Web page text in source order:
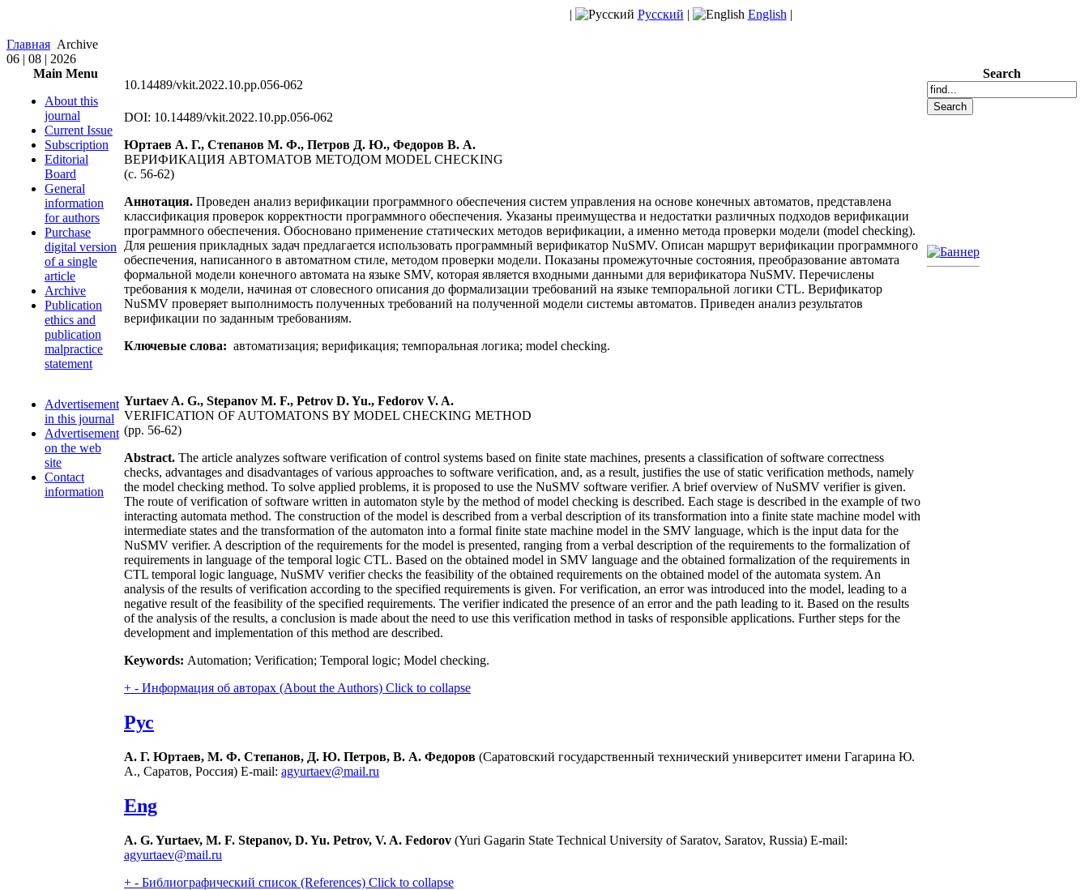
| Русский | English |
Главная Archive
06 | 08 | 2026
Main Menu
About this
journal
Current Issue
Subscription
Editorial
Board
General
information
for authors
Purchase
digital version
of a single
article
Archive
Publication
ethics and
publication
malpractice
statement
Advertisement
in this journal
Advertisement
on the web
site
Contact
information
10.14489/vkit.2022.10.pp.056-062
DOI: 10.14489/vkit.2022.10.pp.056-062
Юртаев А. Г., Степанов М. Ф., Петров Д. Ю., Федоров В. А.
ВЕРИФИКАЦИЯ АВТОМАТОВ МЕТОДОМ MODEL CHECKING
(с. 56-62)
Аннотация. Проведен анализ верификации программного обеспечения систем управления на основе конечных автоматов, представлена
классификация проверок корректности программного обеспечения. Указаны преимущества и недостатки различных подходов верификации
программного обеспечения. Обосновано применение статических методов верификации, а именно метода проверки модели (model checking).
Для решения прикладных задач предлагается использовать программный верификатор NuSMV. Описан маршрут верификации программного
обеспечения, написанного в автоматном стиле, методом проверки модели. Показаны промежуточные состояния, преобразование автомата
формальной модели конечного автомата на языке SMV, которая является входными данными для верификатора NuSMV. Перечислены
требования к модели, начиная от словесного описания до формализации требований на языке темпоральной логики CTL. Верификатор
NuSMV проверяет выполнимость полученных требований на полученной модели системы автоматов. Приведен анализ результатов
верификации по заданным требованиям.
Ключевые слова: автоматизация; верификация; темпоральная логика; model checking.
Yurtaev A. G., Stepanov M. F., Petrov D. Yu., Fedorov V. A.
VERIFICATION OF AUTOMATONS BY MODEL CHECKING METHOD
(pp. 56-62)
Abstract. The article analyzes software verification of control systems based on finite state machines, presents a classification of software correctness
checks, advantages and disadvantages of various approaches to software verification, and, as a result, justifies the use of static verification methods, namely
the model checking method. To solve applied problems, it is proposed to use the NuSMV software verifier. A brief overview of NuSMV verifier is given.
The route of verification of software written in automaton style by the method of model checking is described. Each stage is described in the example of two
interacting automata method. The construction of the model is described from a verbal description of its transformation into a finite state machine model with
intermediate states and the transformation of the automaton into a formal finite state machine model in the SMV language, which is the input data for the
NuSMV verifier. A description of the requirements for the model is presented, ranging from a verbal description of the requirements to the formalization of
requirements in language of the temporal logic CTL. Based on the obtained model in SMV language and the obtained formalization of the requirements in
CTL temporal logic language, NuSMV verifier checks the feasibility of the obtained requirements on the obtained model of the automata system. An
analysis of the results of verification according to the specified requirements is given. For verification, an error was introduced into the model, leading to a
negative result of the feasibility of the specified requirements. The verifier indicated the presence of an error and the path leading to it. Based on the results
of the analysis of the results, a conclusion is made about the need to use this verification method in tasks of responsible applications. Further steps for the
development and implementation of this method are described.
Keywords: Automation; Verification; Temporal logic; Model checking.
+ - Информация об авторах (About the Authors) Click to collapse
Рус
А. Г. Юртаев, М. Ф. Степанов, Д. Ю. Петров, В. А. Федоров (Саратовский государственный технический университет имени Гагарина Ю.
А., Саратов, Россия) E-mail: agyurtaev@mail.ru
Eng
A. G. Yurtaev, M. F. Stepanov, D. Yu. Petrov, V. A. Fedorov (Yuri Gagarin State Technical University of Saratov, Saratov, Russia) E-mail:
agyurtaev@mail.ru
+ - Библиографический список (References) Click to collapse
Search